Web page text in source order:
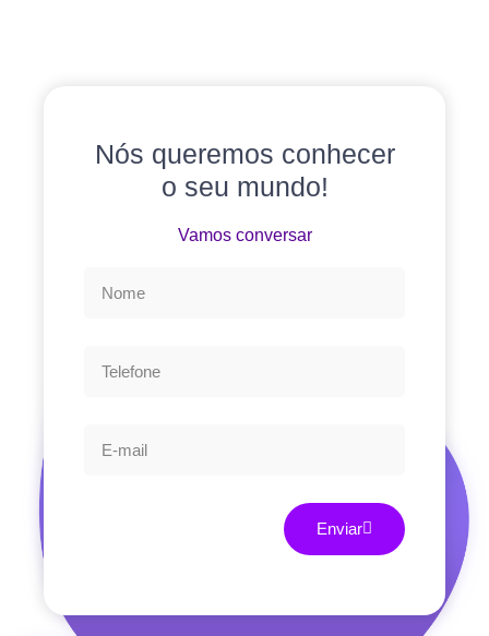
Nós queremos conhecer
o seu mundo!
Vamos conversar
Enviar